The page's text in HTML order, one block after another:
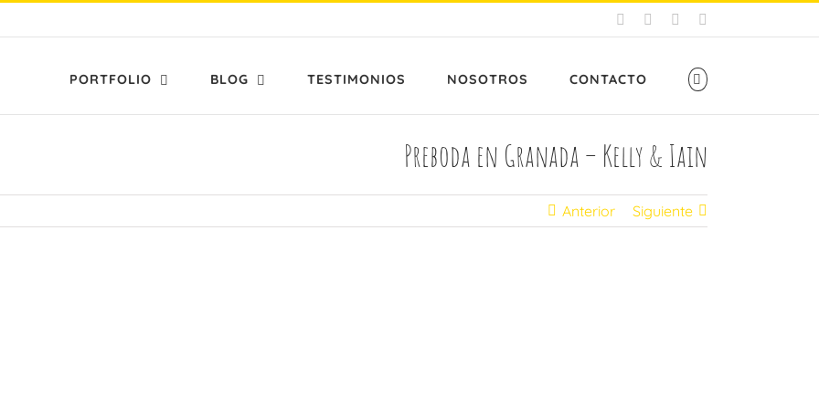
Facebook Instagram
PORTFOLIO BLOG TESTIMONIOS NOSOTROS CONTACTO
Preboda en Granada – Kelly & Iain
Anterior Siguiente